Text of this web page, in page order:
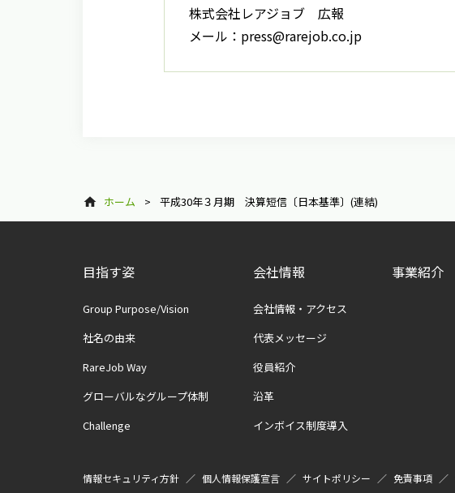
株式会社レアジョブ 広報
メール：press@rarejob.co.jp
ホーム > 平成30年３月期 決算短信〔日本基準〕(連結)
目指す姿
Group Purpose/Vision
社名の由来
RareJob Way
グローバルなグループ体制
Challenge
会社情報
会社情報・アクセス
代表メッセージ
役員紹介
沿革
インボイス制度導入
事業紹介
情報セキュリティ方針 個人情報保護宣言 サイトポリシー 免責事項